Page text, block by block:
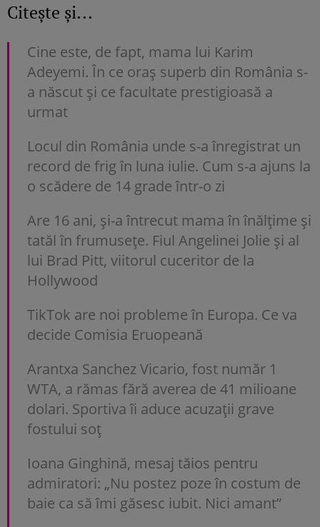
Citește și...
Cine este, de fapt, mama lui Karim
Adeyemi. În ce oraș superb din România s-
a născut și ce facultate prestigioasă a
urmat
Locul din România unde s-a înregistrat un
record de frig în luna iulie. Cum s-a ajuns la
o scădere de 14 grade într-o zi
Are 16 ani, și-a întrecut mama în înălțime și
tatăl în frumusețe. Fiul Angelinei Jolie și al
lui Brad Pitt, viitorul cuceritor de la
Hollywood
TikTok are noi probleme în Europa. Ce va
decide Comisia Eruopeană
Arantxa Sanchez Vicario, fost număr 1
WTA, a rămas fără averea de 41 milioane
dolari. Sportiva îi aduce acuzații grave
fostului soț
Ioana Ginghină, mesaj tăios pentru
admiratori: „Nu postez poze în costum de
baie ca să îmi găsesc iubit. Nici amant”